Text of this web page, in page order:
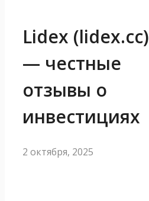
Lidex (lidex.cc)
— честные
отзывы о
инвестициях
2 октября, 2025